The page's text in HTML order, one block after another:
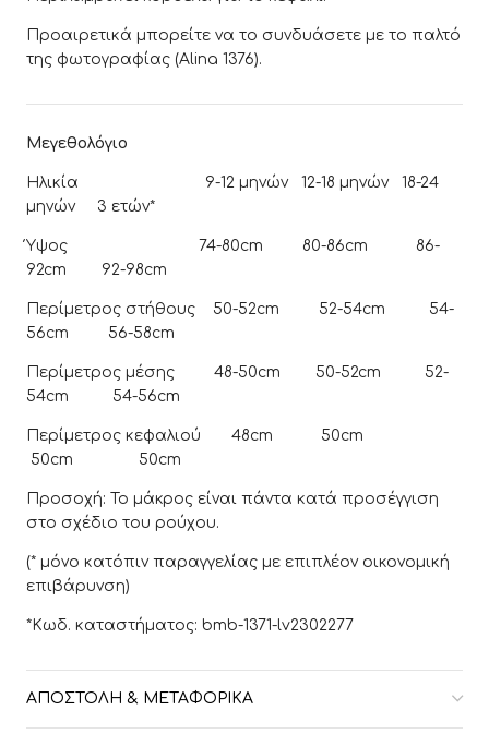
Προαιρετικά μπορείτε να το συνδυάσετε με το παλτό
της φωτογραφίας (Alina 1376).
Μεγεθολόγιο
Ηλικία 9-12 μηνών 12-18 μηνών 18-24
μηνών 3 ετών*
Ύψος 74-80cm 80-86cm 86-
92cm 92-98cm
Περίμετρος στήθους 50-52cm 52-54cm 54-
56cm 56-58cm
Περίμετρος μέσης 48-50cm 50-52cm 52-
54cm 54-56cm
Περίμετρος κεφαλιού 48cm 50cm
50cm 50cm
Προσοχή: To μάκρος είναι πάντα κατά προσέγγιση
στο σχέδιο του ρούχου.
(* μόνο κατόπιν παραγγελίας με επιπλέον οικονομική
επιβάρυνση)
*Κωδ. καταστήματος: bmb-1371-lv2302277
ΑΠΟΣΤΟΛΉ & ΜΕΤΑΦΟΡΙΚΆ